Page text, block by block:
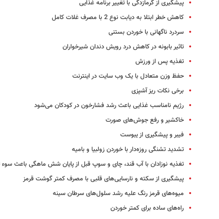
پیشگیری از گرمازدگی با تغییر برنامه غذایی
کاهش خطر ابتلا به دیابت نوع 2 با مصرف غلات کامل
سردرد ناگهانی با خوردن بستنی
تاثیر بابونه در کاهش درد رویش دندان شیرخواران
تغذیه پس از ورزش
حفظ وزن متعادل با یک وب سایت در اینترنت
برخی نکات ریز آشپزی
رژیم‌ نامناسب غذایی باعث رشد فشارخون در کودکان می‌شود
خاکشیر و رفع جوش‌های صورت
فیبر و پیشگیری از یبوست
تشدید تشنگی روزه‌دار با خوردن زولبیا و بامیه
تغذیه نوزادان با آب قند، چای و سوپ قبل از پایان شش ماهگی باعث
پیشگیری از سکته و نارسایی‌های قلبی با مصرف کمتر گوشت قرمز
میوه‌های قرمز رنگ علیه رشد سلول‌های سرطان سینه
راه‌های ساده برای کمتر خوردن